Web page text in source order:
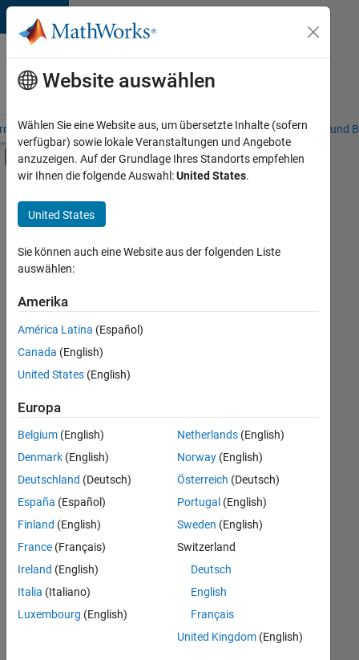
Weiter zum Inhalt
Karriere
bei
MathWorks
– Übersicht Stellensuche Niederlassungen Studierende und
Umschaltung für Off-Canvas-
Hauptinhalt
Ausgewählte
speichern
Es
nicht
alle
Stellen
übersetzt.
Sie
nach
einem
Standort,
um
alle
in
Ihrer
Region
Website auswählen
Wählen Sie eine Website aus, um übersetzte Inhalte (sofern
verfügbar) sowie lokale Veranstaltungen und Angebote
anzuzeigen. Auf der Grundlage Ihres Standorts empfehlen
wir Ihnen die folgende Auswahl:United States.
United States
Sie können auch eine Website aus der folgenden Liste
auswählen:
Amerika
América Latina (Español)
Canada (English)
United States (English)
Europa
Belgium (English)
Denmark (English)
Deutschland (Deutsch)
España (Español)
Finland (English)
France (Français)
Ireland (English)
Italia (Italiano)
Luxembourg (English)
Netherlands(English)
Norway(English)
Österreich (Deutsch)
Portugal (English)
Sweden (English)
Switzerland
Deutsch
English
Français
United Kingdom(English)